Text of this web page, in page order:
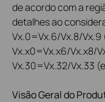
de acordo com a
detalhes ao
Vx.0=Vx.6/Vx.8/Vx.9
Vx.x0=Vx.x6/Vx.x8/
Vx.30=Vx.32/Vx.33
Visão Geral do